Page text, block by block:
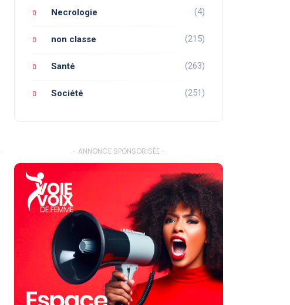
Necrologie (4)
non classe (215)
Santé (263)
Société (251)
- ANNONCE SPONSORISÉE -